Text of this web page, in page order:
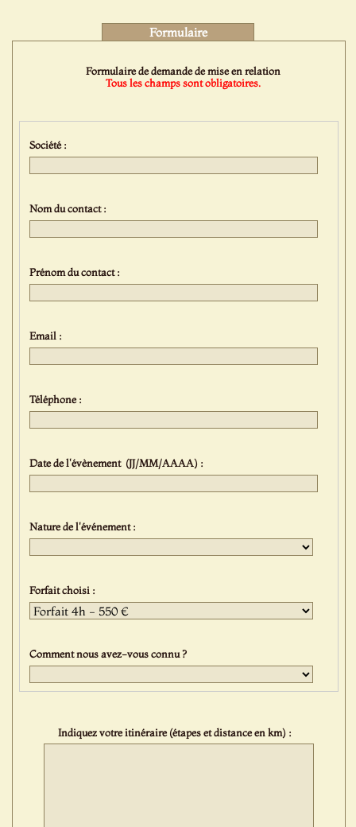
Formulaire
Formulaire de demande de mise en relation
Tous les champs sont obligatoires.
Société :
Nom du contact :
Prénom du contact :
Email :
Téléphone :
Date de l'évènement (JJ/MM/AAAA) :
Nature de l'événement :
Forfait choisi :
Comment nous avez-vous connu ?
Indiquez votre itinéraire (étapes et distance en km) :